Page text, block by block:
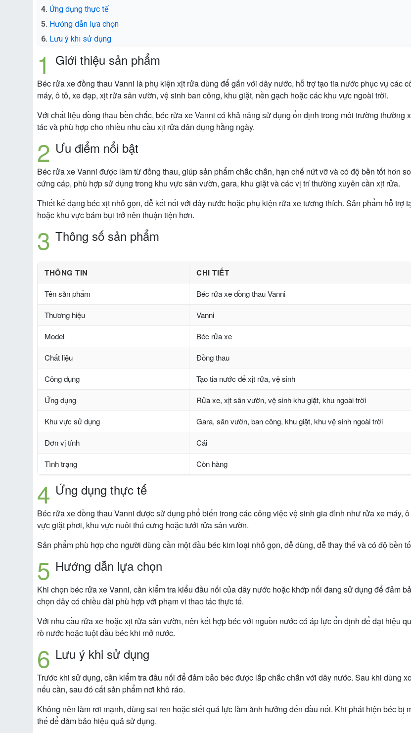
Ứng dụng thực tế
Hướng dẫn lựa chọn
Lưu ý khi sử dụng
Giới thiệu sản phẩm
Béc rửa xe đồng thau Vanni là phụ kiện xịt rửa dùng để gắn với dây nước, hỗ trợ tạo tia nước phục vụ các
máy, ô tô, xe đạp, xịt rửa sân vườn, vệ sinh ban công, khu giặt, nền gạch hoặc các khu vực ngoài trời.
Với chất liệu đồng thau bền chắc, béc rửa xe Vanni có khả năng sử dụng ổn định trong môi trường
tác và phù hợp cho nhiều nhu cầu xịt rửa dân dụng hằng ngày.
Ưu điểm nổi bật
Béc rửa xe Vanni được làm từ đồng thau, giúp sản phẩm chắc chắn, hạn chế nứt vỡ và có độ bền tốt hơn
cứng cáp, phù hợp sử dụng trong khu vực sân vườn, gara, khu giặt và các vị trí thường xuyên cần xịt rửa.
Thiết kế dạng béc xịt nhỏ gọn, dễ kết nối với dây nước hoặc phụ kiện rửa xe tương thích. Sản phẩm hỗ trợ
hoặc khu vực bám bụi trở nên thuận tiện hơn.
Thông số sản phẩm
THÔNG TIN CHI TIẾT
Tên sản phẩm Béc rửa xe đồng thau Vanni
Thương hiệu Vanni
Model Béc rửa xe
Chất liệu Đồng thau
Công dụng Tạo tia nước để xịt rửa, vệ sinh
Ứng dụng Rửa xe, xịt sân vườn, vệ sinh khu giặt, khu ngoài trời
Khu vực sử dụng Gara, sân vườn, ban công, khu giặt, khu vệ sinh ngoài trời
Đơn vị tính Cái
Tình trạng Còn hàng
Ứng dụng thực tế
Béc rửa xe đồng thau Vanni được sử dụng phổ biến trong các công việc vệ sinh gia đình như rửa xe máy,
vực giặt phơi, khu vực nuôi thú cưng hoặc tưới rửa sân vườn.
Sản phẩm phù hợp cho người dùng cần một đầu béc kim loại nhỏ gọn, dễ dùng, dễ thay thế và có độ bền
Hướng dẫn lựa chọn
Khi chọn béc rửa xe Vanni, cần kiểm tra kiểu đầu nối của dây nước hoặc khớp nối đang sử dụng để đảm
chọn dây có chiều dài phù hợp với phạm vi thao tác thực tế.
Với nhu cầu rửa xe hoặc xịt rửa sân vườn, nên kết hợp béc với nguồn nước có áp lực ổn định để đạt hiệu
rò nước hoặc tuột đầu béc khi mở nước.
Lưu ý khi sử dụng
Trước khi sử dụng, cần kiểm tra đầu nối để đảm bảo béc được lắp chắc chắn với dây nước. Sau khi dùng
nếu cần, sau đó cất sản phẩm nơi khô ráo.
Không nên làm rơi mạnh, dùng sai ren hoặc siết quá lực làm ảnh hưởng đến đầu nối. Khi phát hiện béc bị
thế để đảm bảo hiệu quả sử dụng.